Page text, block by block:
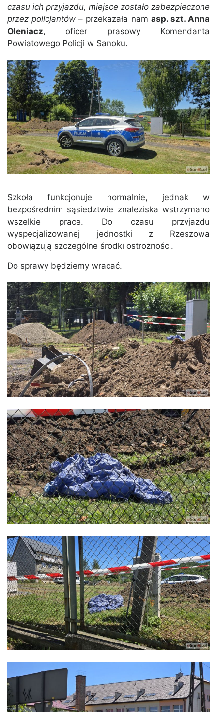
czasu ich przyjazdu, miejsce zostało zabezpieczone
przez policjantów – przekazała nam asp. szt. Anna
Oleniacz, oficer prasowy Komendanta
Powiatowego Policji w Sanoku.
Szkoła funkcjonuje normalnie, jednak w
bezpośrednim sąsiedztwie znaleziska wstrzymano
wszelkie prace. Do czasu przyjazdu
wyspecjalizowanej jednostki z Rzeszowa
obowiązują szczególne środki ostrożności.
Do sprawy będziemy wracać.